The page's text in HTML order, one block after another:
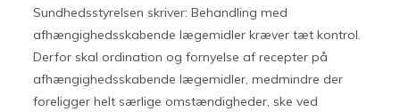
Sundhedsstyrelsen skriver: Behandling med
afhængighedsskabende lægemidler kræver tæt kontrol.
Derfor skal ordination og fornyelse af recepter på
afhængighedsskabende lægemidler, medmindre der
foreligger helt særlige omstændigheder, ske ved